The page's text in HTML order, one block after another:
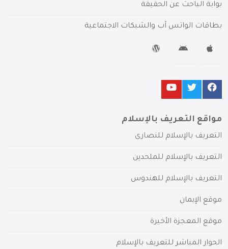
بوابة الباحث عن الحقيقة
بطاقات الواتس آب والشبكات الاجتماعية
مواقع التعريف بالإسلام
التعريف بالإسلام للنصارى
التعريف بالإسلام للملحدين
التعريف بالإسلام للهندوس
موقع الإيمان
موقع المعجزة الأخيرة
الحوار المباشر للتعريف بالإسلام